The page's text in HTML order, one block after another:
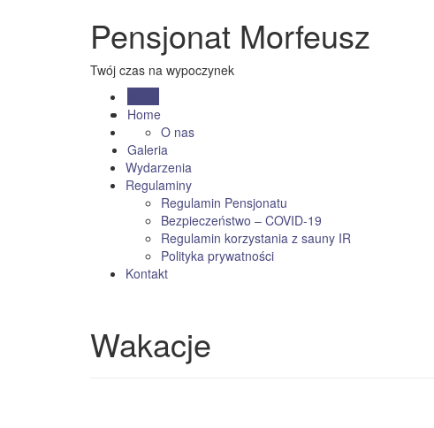
Pensjonat Morfeusz
Twój czas na wypoczynek
Home
O nas
Galeria
Wydarzenia
Regulaminy
Regulamin Pensjonatu
Bezpieczeństwo – COVID-19
Regulamin korzystania z sauny IR
Polityka prywatności
Kontakt
Wakacje